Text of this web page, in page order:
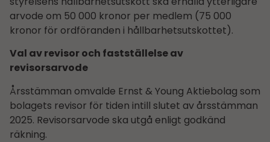
arvode om 50 000 kronor per medlem (75 000
kronor för ordföranden i hållbarhets­utskottet).
Val av revisor och fastställelse av
revisorsarvode
Årsstämman omvalde Ernst & Young Aktiebolag som
bolagets revisor för tiden intill slutet av årsstämman
2025. Revisorsarvode ska utgå enligt godkänd
räkning.